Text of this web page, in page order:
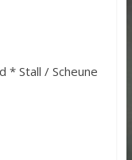
* Stall / Scheune